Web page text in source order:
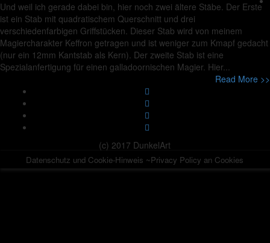
Und weil ich gerade dabei bin, hier noch zwei ältere Stäbe. Der Erste
ist ein Stab mit quadratischem Querschnitt und drei
verschiedenfarbigen Griffstücken. Dieser Stab wird von meinem
Magiercharakter Keffron getragen und ist weniger zum Kmapf gedacht
(nur ein 12mm Kantstab als Kern). Der zweite Stab ist eine
Spezialanfertigung für einen galladoornischen Magier. Hier...
Read More >>
(c) 2017 DunkelArt
Datenschutz und Cookie-Hinweis ~Privacy Policy an Cookies